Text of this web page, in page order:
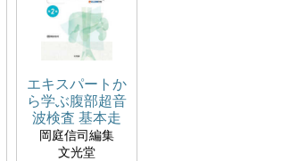
エキスパートか
ら学ぶ腹部超音
波検査 基本走
査・カテゴリー
判定・鑑別診断
岡庭信司編集
文光堂